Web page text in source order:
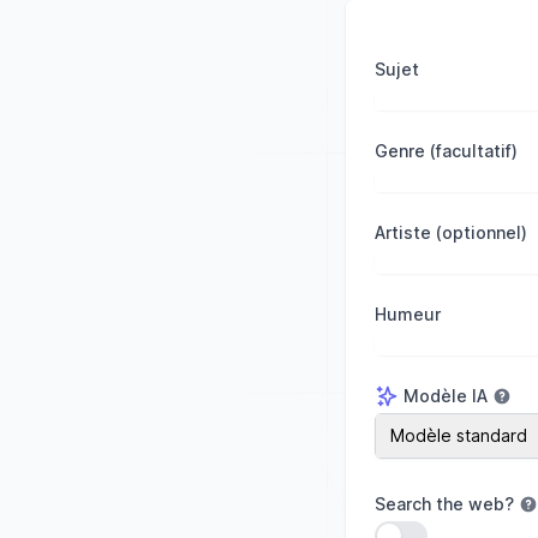
Sujet
Genre (facultatif)
Artiste (optionnel)
Humeur
Modèle IA
Modèle IA
Modèle standard
Search the web?